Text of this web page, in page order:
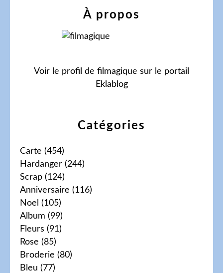
Catégories
Carte (454)
Hardanger (244)
Scrap (124)
Anniversaire (116)
Noel (105)
Album (99)
Fleurs (91)
Rose (85)
Broderie (80)
Bleu (77)
À propos
Voir le profil de filmagique sur le portail
Eklablog